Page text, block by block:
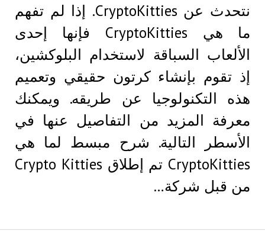
نتحدث عن CryptoKitties. إذا لم تفهم
ما هي CryptoKitties فإنها إحدى
الألعاب السباقة لاستخدام البلوكشين،
إذ تقوم بإنشاء كرتون حقيقي وتعميم
هذه التكنولوجيا عن طريقه. ويمكنك
معرفة المزيد من التفاصيل عنها في
الأسطر التالية. شرح مبسط لما هي
CryptoKitties تم إطلاق Crypto Kitties
من قبل شركة…